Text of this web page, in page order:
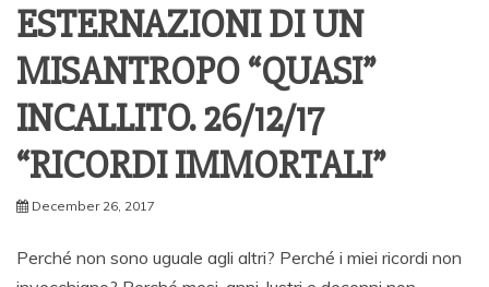
ESTERNAZIONI DI UN
MISANTROPO “QUASI”
INCALLITO. 26/12/17
“RICORDI IMMORTALI”
December 26, 2017
Perché non sono uguale agli altri? Perché i miei ricordi non